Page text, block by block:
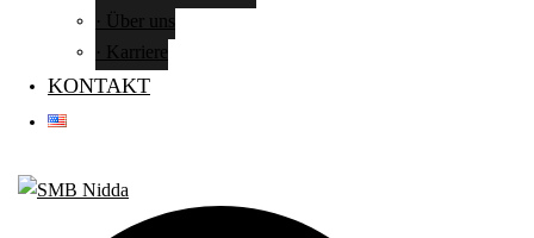
· Über uns
· Karriere
KONTAKT